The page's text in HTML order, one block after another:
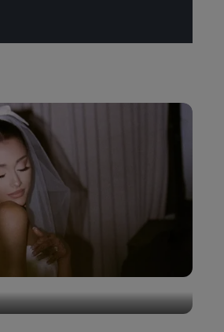
une pause après sa